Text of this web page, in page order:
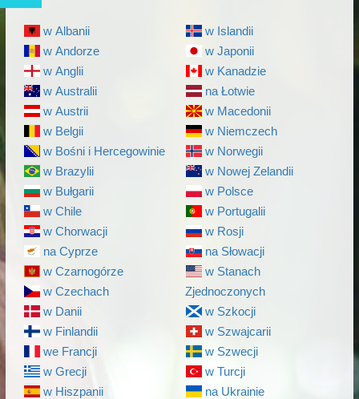
w Albanii
w Andorze
w Anglii
w Australii
w Austrii
w Belgii
w Bośni i Hercegowinie
w Brazylii
w Bułgarii
w Chile
w Chorwacji
na Cyprze
w Czarnogórze
w Czechach
w Danii
w Finlandii
we Francji
w Grecji
w Hiszpanii
w Islandii
w Japonii
w Kanadzie
na Łotwie
w Macedonii
w Niemczech
w Norwegii
w Nowej Zelandii
w Polsce
w Portugalii
w Rosji
na Słowacji
w Stanach
Zjednoczonych
w Szkocji
w Szwajcarii
w Szwecji
w Turcji
na Ukrainie